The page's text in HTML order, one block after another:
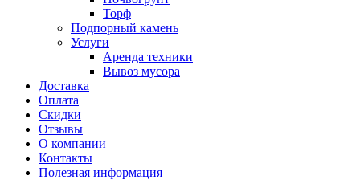
Торф
Подпорный камень
Услуги
Аренда техники
Вывоз мусора
Доставка
Оплата
Скидки
Отзывы
О компании
Контакты
Полезная информация